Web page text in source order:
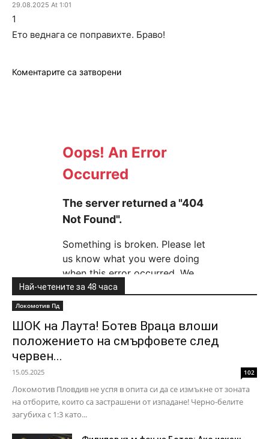
29.08.2025 At 1:01
1
Ето веднага се поправихте. Браво!
Коментарите са затворени
Най-четените за 48 часа
Локомотив Пд
ШОК на Лаута! Ботев Враца влоши
положението на смърфовете след
червен...
15.05.2025 102
Локомотив Пловдив не успя в опита си да се измъкне от зоната
на отборите, които са застрашени от изпадане! Черно-белите
загубиха с 1:3 като...